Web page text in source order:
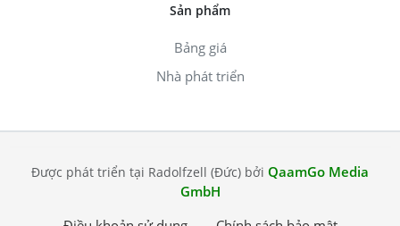
Sản phẩm
Bảng giá
Nhà phát triển
Được phát triển tại Radolfzell (Đức) bởi QaamGo Media
GmbH